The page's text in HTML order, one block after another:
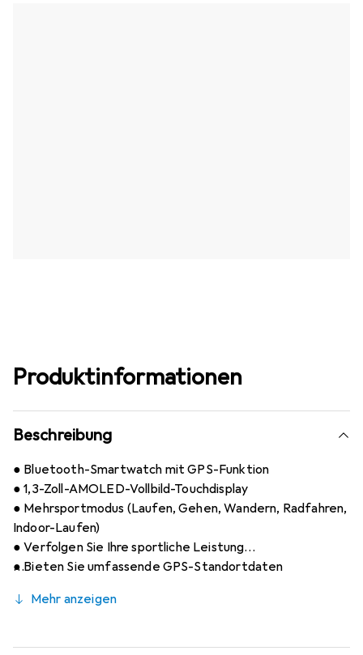
Produktinformationen
Beschreibung
● Bluetooth-Smartwatch mit GPS-Funktion
● 1,3-Zoll-AMOLED-Vollbild-Touchdisplay
● Mehrsportmodus (Laufen, Gehen, Wandern, Radfahren,
Indoor-Laufen)
● Verfolgen Sie Ihre sportliche Leistung
● Bieten Sie umfassende GPS-Standortdaten
● Überwachen Sie Ihre täglichen Aktivitäten und Ihren
● Wetteranzeige
Mehr anzeigen